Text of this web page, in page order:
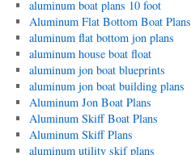
aluminum boat plans 10 foot
Aluminum Flat Bottom Boat Plans
aluminum flat bottom jon plans
aluminum house boat float
aluminum jon boat blueprints
aluminum jon boat building plans
Aluminum Jon Boat Plans
Aluminum Skiff Boat Plans
Aluminum Skiff Plans
aluminum utility skif plans